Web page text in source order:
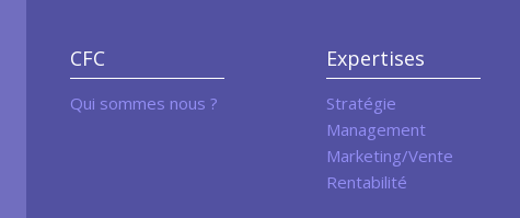
CFC
Qui sommes nous ?
Expertises
Stratégie
Management
Marketing/Vente
Rentabilité